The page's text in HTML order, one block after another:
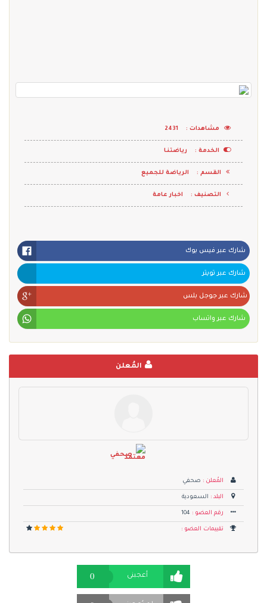
مشاهدات : 2431
الخدمة : رياضتنـا
القسم : الرياضة للجميع
التصنيف : اخبار عامة
شارك عبر فيس بوك
شارك عبر تويتر
شارك عبر جوجل بلس
شارك عبر واتساب
المُعلن
صحفي
المُعلن : صحفي
البلد : السعودية
رقم العضو : 104
تقييمات العضو :
أعجبنى 0